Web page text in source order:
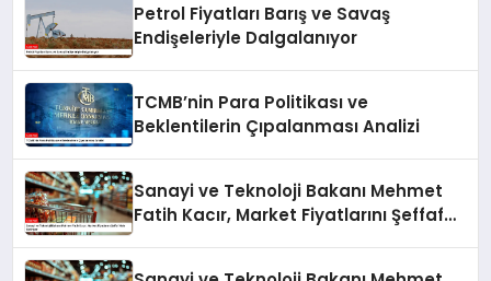
Petrol Fiyatları Barış ve Savaş
Endişeleriyle Dalgalanıyor
TCMB’nin Para Politikası ve
Beklentilerin Çıpalanması Analizi
Sanayi ve Teknoloji Bakanı Mehmet
Fatih Kacır, Market Fiyatlarını Şeffaf